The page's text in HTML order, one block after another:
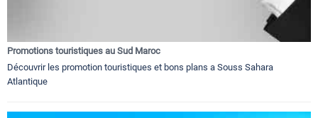
Promotions touristiques au Sud Maroc
Découvrir les promotion touristiques et bons plans a Souss Sahara
Atlantique